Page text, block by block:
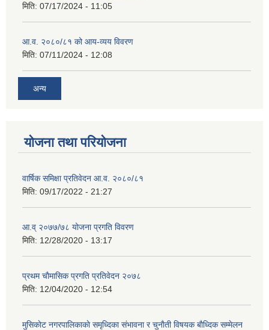
मिति: 07/17/2024 - 11:05
आ.व. २०८०/८१ को आय-व्यय विवरण
मिति: 07/11/2024 - 12:08
अन्य
योजना तथा परियोजना
वार्षिक समिक्षा प्रतिवेदन आ.व. २०८०/८१
मिति: 09/17/2022 - 21:27
आ.व् २०७७/७८ योजना प्रगति विवरण
मिति: 12/28/2020 - 13:17
प्रथम चाैमासिक प्रगति प्रतिवेदन २०७८
मिति: 12/04/2020 - 12:54
मुसिकाेट नगरपालिकाकाे समृध्दिका संभावना र चुनाैती विषयक बाैध्दिक सम्मेलन